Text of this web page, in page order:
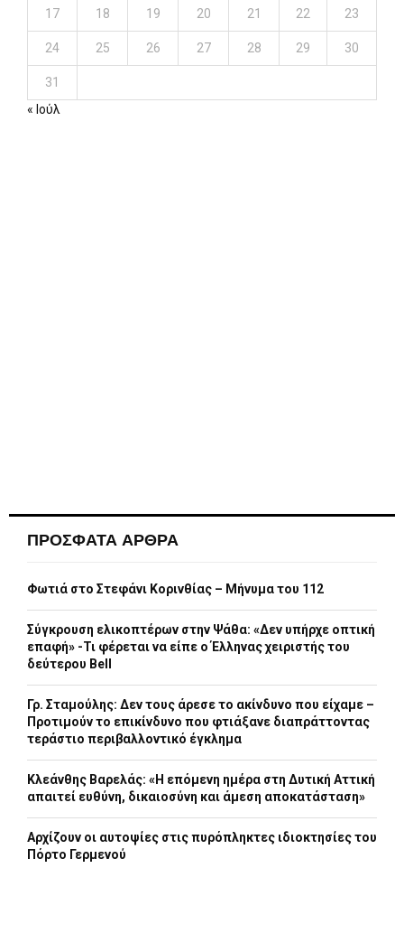
17 18 19 20 21 22 23
24 25 26 27 28 29 30
31
« Ιούλ
ΠΡΟΣΦΑΤΑ ΑΡΘΡΑ
Φωτιά στο Στεφάνι Κορινθίας – Μήνυμα του 112
Σύγκρουση ελικοπτέρων στην Ψάθα: «Δεν υπήρχε οπτική
επαφή» -Τι φέρεται να είπε ο Έλληνας χειριστής του
δεύτερου Bell
Γρ. Σταμούλης: Δεν τους άρεσε το ακίνδυνο που είχαμε –
Προτιμούν το επικίνδυνο που φτιάξανε διαπράττοντας
τεράστιο περιβαλλοντικό έγκλημα
Κλεάνθης Βαρελάς: «Η επόμενη ημέρα στη Δυτική Αττική
απαιτεί ευθύνη, δικαιοσύνη και άμεση αποκατάσταση»
Αρχίζουν οι αυτοψίες στις πυρόπληκτες ιδιοκτησίες του
Πόρτο Γερμενού